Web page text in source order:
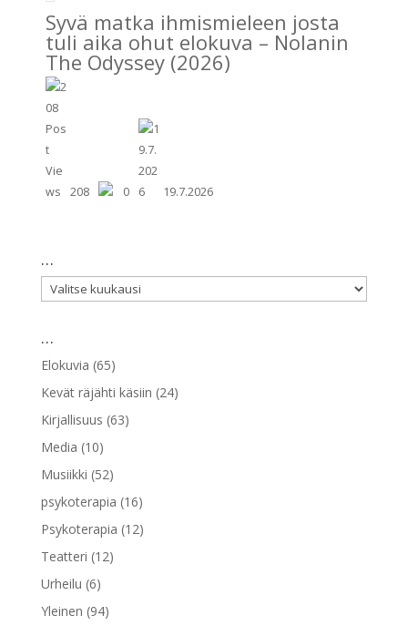
Syvä matka ihmismieleen josta
tuli aika ohut elokuva – Nolanin
The Odyssey (2026)
208 0 19.7.2026
…
…
Elokuvia (65)
Kevät räjähti käsiin (24)
Kirjallisuus (63)
Media (10)
Musiikki (52)
psykoterapia (16)
Psykoterapia (12)
Teatteri (12)
Urheilu (6)
Yleinen (94)